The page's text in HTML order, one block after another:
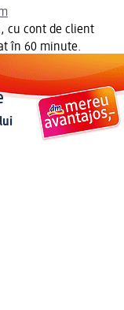
cu cont de client
în 60 minute.